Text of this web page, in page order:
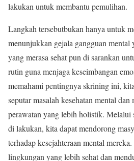
lakukan untuk membantu pemulihan.
Langkah tersebutbukan hanya untuk
menunjukkan gejala gangguan mental
yang merasa sehat pun di sarankan
rutin guna menjaga keseimbangan
memahami pentingnya skrining ini,
seputar masalah kesehatan mental
perawatan yang lebih holistik.
di lakukan, kita dapat mendorong
terhadap kesejahteraan mental
lingkungan yang lebih sehat dan